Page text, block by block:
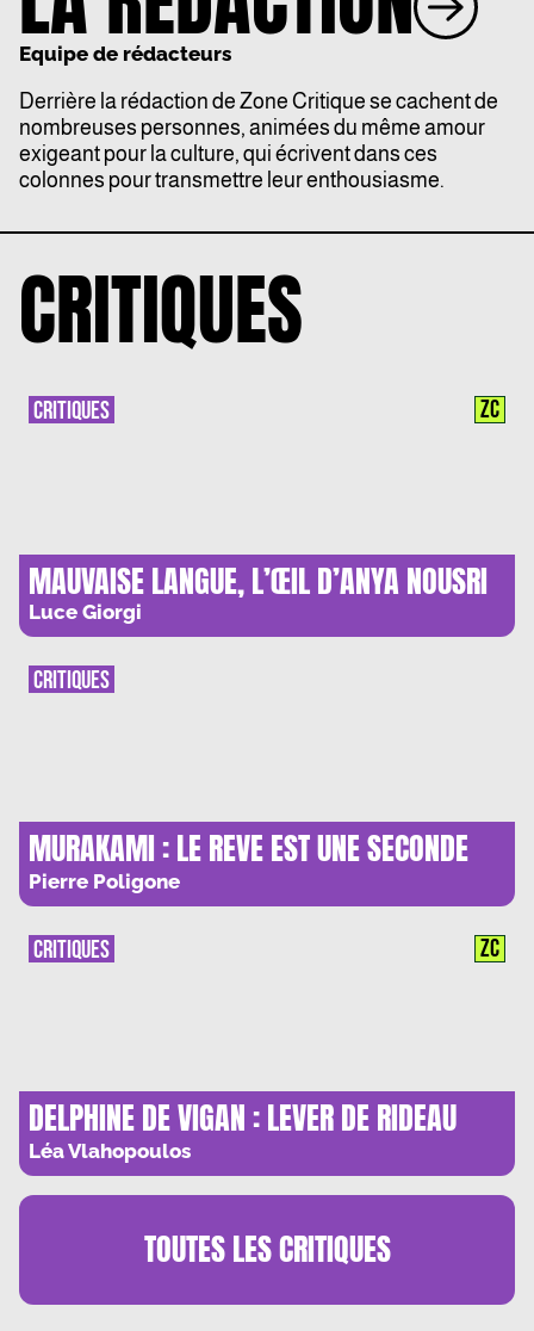
Equipe de rédacteurs
Derrière la rédaction de Zone Critique se cachent de
nombreuses personnes, animées du même amour
exigeant pour la culture, qui écrivent dans ces
colonnes pour transmettre leur enthousiasme.
CRITIQUES
MAUVAISE LANGUE, L’ŒIL D’ANYA NOUSRI
Luce Giorgi
CRITIQUES ZC
MURAKAMI : LE REVE EST UNE SECONDE
VIE
Pierre Poligone
CRITIQUES
DELPHINE DE VIGAN : LEVER DE RIDEAU
SUR L’ANONYMAT
Léa Vlahopoulos
CRITIQUES ZC
TOUTES LESCRITIQUES